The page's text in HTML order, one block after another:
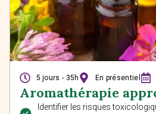
5 jours - 35h En présentiel
Aromathérapie
Identifier les risques